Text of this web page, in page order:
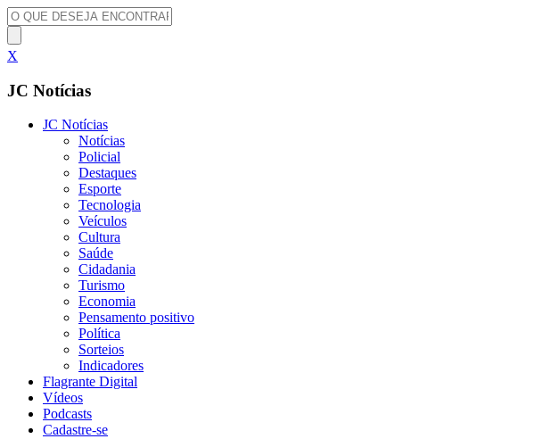
X
JC Notícias
JC Notícias
Notícias
Policial
Destaques
Esporte
Tecnologia
Veículos
Cultura
Saúde
Cidadania
Turismo
Economia
Pensamento positivo
Política
Sorteios
Indicadores
Flagrante Digital
Vídeos
Podcasts
Cadastre-se